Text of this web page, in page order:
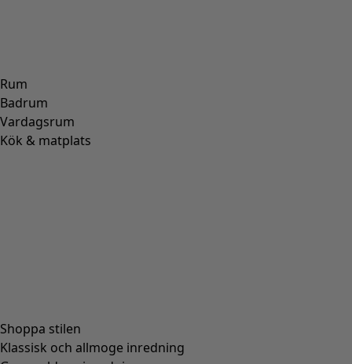
Rum
Badrum
Vardagsrum
Kök & matplats
Shoppa stilen
Klassisk och allmoge inredning